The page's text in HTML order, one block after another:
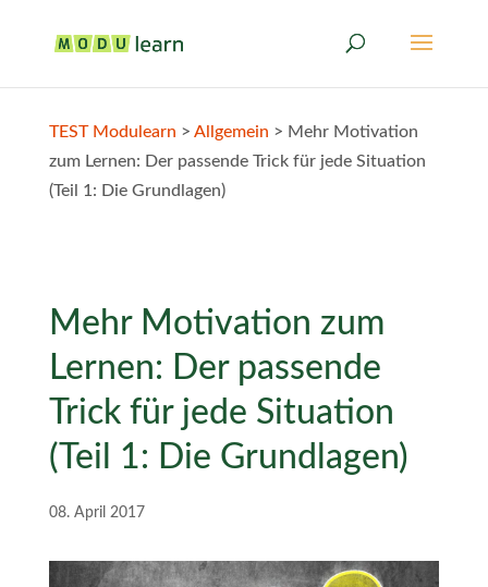
TEST Modulearn > Allgemein > Mehr Motivation
zum Lernen: Der passende Trick für jede Situation
(Teil 1: Die Grundlagen)
Mehr Motivation zum
Lernen: Der passende
Trick für jede Situation
(Teil 1: Die Grundlagen)
08. April 2017